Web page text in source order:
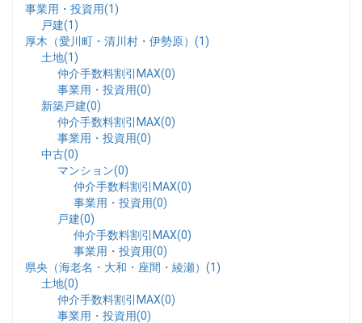
事業用・投資用(1)
戸建(1)
厚木（愛川町・清川村・伊勢原）(1)
土地(1)
仲介手数料割引MAX(0)
事業用・投資用(0)
新築戸建(0)
仲介手数料割引MAX(0)
事業用・投資用(0)
中古(0)
マンション(0)
仲介手数料割引MAX(0)
事業用・投資用(0)
戸建(0)
仲介手数料割引MAX(0)
事業用・投資用(0)
県央（海老名・大和・座間・綾瀬）(1)
土地(0)
仲介手数料割引MAX(0)
事業用・投資用(0)